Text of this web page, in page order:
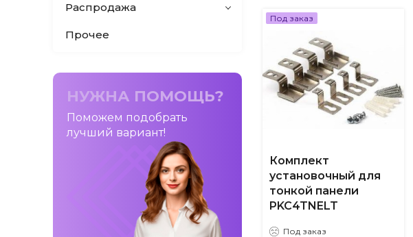
Распродажа
Прочее
НУЖНА ПОМОЩЬ?
Поможем подобрать
лучший вариант!
Под заказ
Комплект
установочный для
тонкой панели
PKC4TNELT
Под заказ